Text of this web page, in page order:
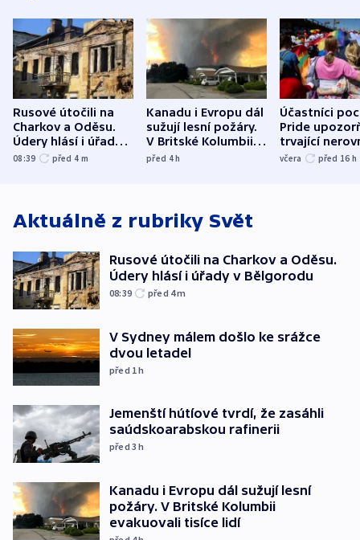
Rusové útočili na
Charkov a Oděsu.
Údery hlásí i úřady v
Bělgorodu
08:39 před 4 m
Kanadu i Evropu dál
sužují lesní požáry.
V Britské Kolumbii
evakuovali tisíce lidí
před 4h
Účastníci
Pride
trvající
včera před 16 h
Aktuálně z rubriky Svět
Rusové útočili na Charkov a Oděsu.
Údery hlásí i úřady v Bělgorodu
08:39 před 4m
V Sydney málem došlo ke srážce
dvou letadel
před 1h
Jemenští hútíové tvrdí, že zasáhli
saúdskoarabskou rafinerii
před 3h
Kanadu i Evropu dál sužují lesní
požáry. V Britské Kolumbii
evakuovali tisíce lidí